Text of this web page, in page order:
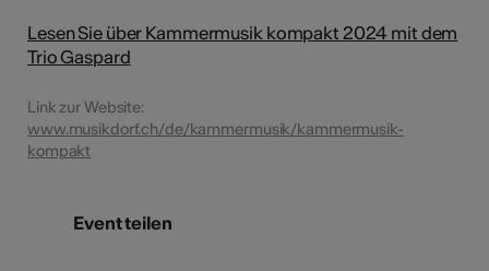
Lesen Sie über Kammermusik kompakt 2024 mit dem
Trio Gaspard
Link zur Website:
www.musikdorf.ch/de/kammermusik/kammermusik-
kompakt
Event teilen